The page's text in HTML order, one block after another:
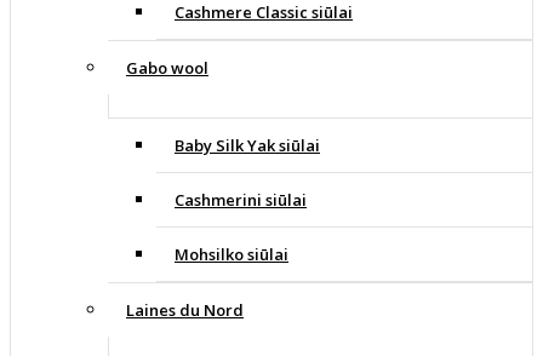
Cashmere Classic siūlai
Gabo wool
Baby Silk Yak siūlai
Cashmerini siūlai
Mohsilko siūlai
Laines du Nord